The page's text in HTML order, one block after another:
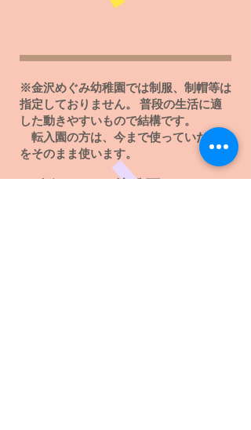
※金沢めぐみ幼稚園では制服、制帽等は
指定しておりません。 普段の生活に適
した動きやすいもので結構です。
転入園の方は、今まで使っていた用品
をそのまま使います。